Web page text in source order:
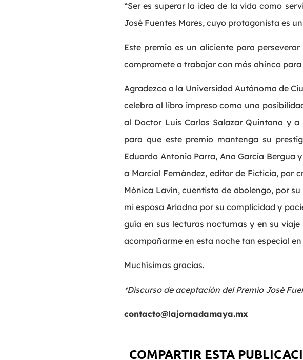
“Ser es superar la idea de la vida como
José Fuentes Mares, cuyo protagonista es
Este premio es un aliciente para
compromete a trabajar con más ahínco
Agradezco a la Universidad Autónoma de
celebra al libro impreso como una
al Doctor Luis Carlos Salazar Quintana y
para que este premio mantenga su
Eduardo Antonio Parra, Ana García Bergua
a Marcial Fernández, editor de Ficticia, por
Mónica Lavín, cuentista de abolengo, por
mi esposa Ariadna por su complicidad y
guía en sus lecturas nocturnas y en su
acompañarme en esta noche tan especial
Muchísimas gracias.
*Discurso de aceptación del Premio José
contacto@lajornadamaya.mx
COMPARTIR ESTA